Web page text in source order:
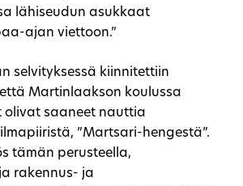
lähiseudun asukkaat
ajan viettoon.”
selvityksessä kiinnitettiin
Martinlaakson koulussa
olivat saaneet nauttia
”Martsari-hengestä”.
tämän perusteella,
rakennus- ja